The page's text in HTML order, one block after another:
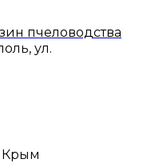
пчеловодства
ул.
Крым